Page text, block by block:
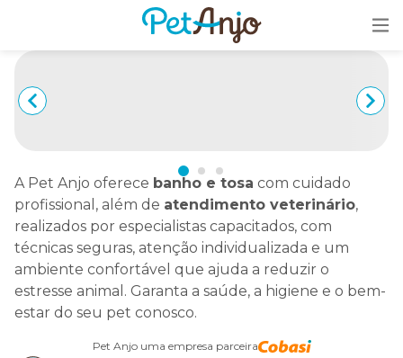
A Pet Anjo oferece banho e tosa com cuidado
profissional, além de atendimento veterinário,
realizados por especialistas capacitados, com
técnicas seguras, atenção individualizada e um
ambiente confortável que ajuda a reduzir o
estresse animal. Garanta a saúde, a higiene e o bem-
estar do seu pet conosco.
Pet Anjo uma empresa parceira